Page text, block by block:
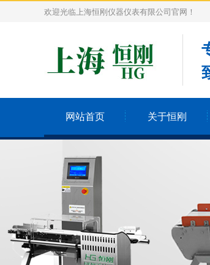
欢迎光临上海恒刚仪器仪表有限公司官网！
网站首页 关于恒刚